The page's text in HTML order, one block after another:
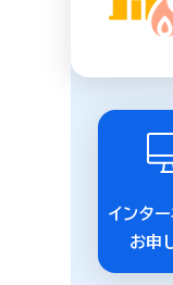
インタ
お申